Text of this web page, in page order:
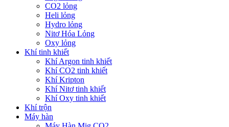
CO2 lỏng
Heli lỏng
Hydro lỏng
Nitơ Hóa Lỏng
Oxy lỏng
Khí tinh khiết
Khí Argon tinh khiết
Khí CO2 tinh khiết
Khí Kripton
Khí Nitơ tinh khiết
Khí Oxy tinh khiết
Khí trộn
Máy hàn